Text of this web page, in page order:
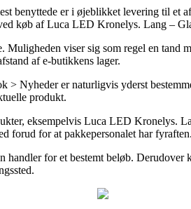
benyttede er i øjeblikket levering til et
køb af Luca LED Kronelys. Lang –
viser sig som regel en tand
af e-butikkens lager.
er naturligvis yderst
produkt.
eksempelvis Luca LED Kronelys.
forud for at pakkepersonalet har fyraften.
for et bestemt beløb.